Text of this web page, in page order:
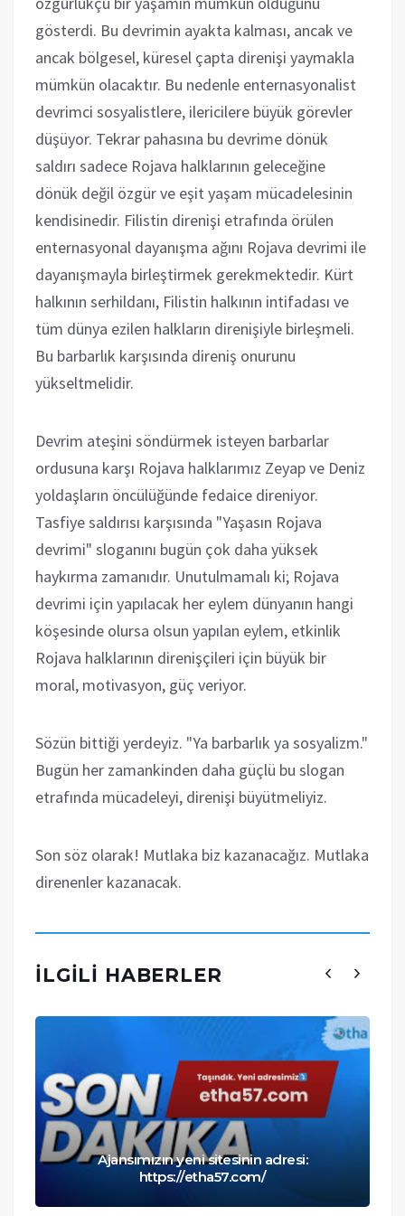
gösterdi. Bu devrimin ayakta kalması, ancak ve
ancak bölgesel, küresel çapta direnişi yaymakla
mümkün olacaktır. Bu nedenle enternasyonalist
devrimci sosyalistlere, ilericilere büyük görevler
düşüyor. Tekrar pahasına bu devrime dönük
saldırı sadece Rojava halklarının geleceğine
dönük değil özgür ve eşit yaşam mücadelesinin
kendisinedir. Filistin direnişi etrafında örülen
enternasyonal dayanışma ağını Rojava devrimi ile
dayanışmayla birleştirmek gerekmektedir. Kürt
halkının serhildanı, Filistin halkının intifadası ve
tüm dünya ezilen halkların direnişiyle birleşmeli.
Bu barbarlık karşısında direniş onurunu
yükseltmelidir.
Devrim ateşini söndürmek isteyen barbarlar
ordusuna karşı Rojava halklarımız Zeyap ve Deniz
yoldaşların öncülüğünde fedaice direniyor.
Tasfiye saldırısı karşısında "Yaşasın Rojava
devrimi" sloganını bugün çok daha yüksek
haykırma zamanıdır. Unutulmamalı ki; Rojava
devrimi için yapılacak her eylem dünyanın hangi
köşesinde olursa olsun yapılan eylem, etkinlik
Rojava halklarının direnişçileri için büyük bir
moral, motivasyon, güç veriyor.
Sözün bittiği yerdeyiz. "Ya barbarlık ya sosyalizm."
Bugün her zamankinden daha güçlü bu slogan
etrafında mücadeleyi, direnişi büyütmeliyiz.
Son söz olarak! Mutlaka biz kazanacağız. Mutlaka
direnenler kazanacak.
İLGILI HABERLER
Ajansımızın yeni sitesinin adresi:
https://etha57.com/